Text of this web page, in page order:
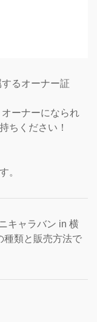
るオーナー証
ーナーになられ
ちください！
。
キャラバン in 横
種類と販売方法で